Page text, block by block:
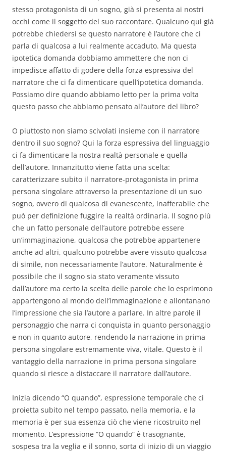
stesso protagonista di un sogno, già si presenta ai nostri
occhi come il soggetto del suo raccontare. Qualcuno qui già
potrebbe chiedersi se questo narratore è l’autore che ci
parla di qualcosa a lui realmente accaduto. Ma questa
ipotetica domanda dobbiamo ammettere che non ci
impedisce affatto di godere della forza espressiva del
narratore che ci fa dimenticare quell’ipotetica domanda.
Possiamo dire quando abbiamo letto per la prima volta
questo passo che abbiamo pensato all’autore del libro?
O piuttosto non siamo scivolati insieme con il narratore
dentro il suo sogno? Qui la forza espressiva del linguaggio
ci fa dimenticare la nostra realtà personale e quella
dell’autore. Innanzitutto viene fatta una scelta:
caratterizzare subito il narratore-protagonista in prima
persona singolare attraverso la presentazione di un suo
sogno, ovvero di qualcosa di evanescente, inafferabile che
può per definizione fuggire la realtà ordinaria. Il sogno più
che un fatto personale dell’autore potrebbe essere
un’immaginazione, qualcosa che potrebbe appartenere
anche ad altri, qualcuno potrebbe avere vissuto qualcosa
di simile, non necessariamente l’autore. Naturalmente è
possibile che il sogno sia stato veramente vissuto
dall’autore ma certo la scelta delle parole che lo esprimono
appartengono al mondo dell’immaginazione e allontanano
l’impressione che sia l’autore a parlare. In altre parole il
personaggio che narra ci conquista in quanto personaggio
e non in quanto autore, rendendo la narrazione in prima
persona singolare estremamente viva, vitale. Questo è il
vantaggio della narrazione in prima persona singolare
quando si riesce a distaccare il narratore dall’autore.
Inizia dicendo “O quando”, espressione temporale che ci
proietta subito nel tempo passato, nella memoria, e la
memoria è per sua essenza ciò che viene ricostruito nel
momento. L’espressione “O quando” è trasognante,
sospesa tra la veglia e il sonno, sorta di inizio di un viaggio